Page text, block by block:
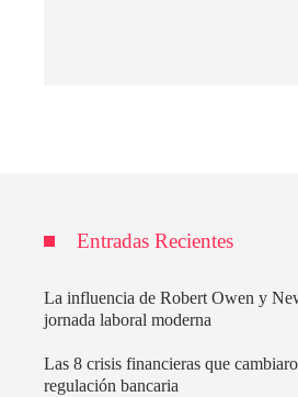
Entradas Recientes
La influencia de Robert Owen y
jornada laboral moderna
Las 8 crisis financieras que
regulación bancaria